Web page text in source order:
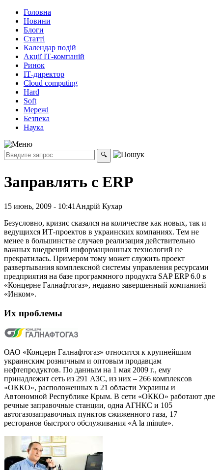
Головна
Новини
Блоги
Статті
Календар подій
Акції ІТ-компаній
Ринок
ІТ-директор
Cloud computing
Hard
Soft
Мережі
Безпека
Наука
Заправлять с ERP
15 июнь, 2009 - 10:41 Андрій Кухар
Безусловно, кризис сказался на количестве как новых, так и
ведущихся ИТ-проектов в украинских компаниях. Тем не
менее в большинстве случаев реализация действительно
важных внедрений информационных технологий не
прекратилась. Примером тому может служить проект
развертывания комплексной системы управления ресурсами
предприятия на базе программного продукта SAP ERP 6.0 в
«Концерне Галнафтогаз», недавно завершенный компанией
«Инком».
Их проблемы
ОАО «Концерн Галнафтогаз» относится к крупнейшим
украинским розничным и оптовым продавцам
нефтепродуктов. По данным на 1 мая 2009 г., ему
принадлежит сеть из 291 АЗС, из них – 266 комплексов
«ОККО», расположенных в 21 области Украины и
Автономной Республике Крым. В сети «ОККО» работают две
речные заправочные станции, одна АГНКС и 105
автогазозаправочных пунктов сжиженного газа, 17
ресторанов быстрого обслуживания «A la minute».